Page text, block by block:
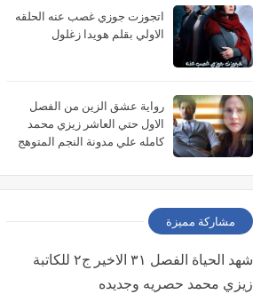
اتجوزت جوزي غصب عنه الحلقه
الاولي بقلم هويدا زغلول
رواية عشق الزين من الفصل
الاول حتي العاشر زيزي محمد
كامله علي مدونة النجم المتوهج
مشاركة مميزة
شهد الحياة الفصل ٣١ الاخير ج٢ للكاتبة
زيزي محمد حصريه وجديده